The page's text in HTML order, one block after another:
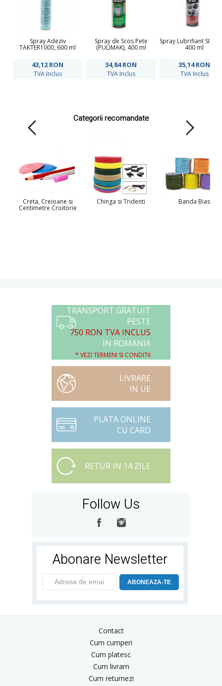
Spray Adeziv
TAKTER1000, 600 ml
43,12RON
TVA Inclus
Spray de Scos Pete
(PULIMAK), 400 ml
34,84RON
TVA Inclus
Spray Lubrifiant SIL
400 ml
35,14RON
TVA Inclus
Categorii recomandate
Creta, Creioane si
Centimetre Croitorie
Chinga si Tridenti Banda Bias
TRANSPORT GRATUIT
PESTE
750 RON TVA INCLUS
IN ROMANIA
* VEZI TERMENI SI CONDITII
LIVRARE
IN UE
PLATA ONLINE
CU CARD
RETUR IN 14 ZILE
Follow Us
Abonare Newsletter
ABONEAZA-TE
Contact
Cum cumperi
Cum platesc
Cum livram
Cum returnezi